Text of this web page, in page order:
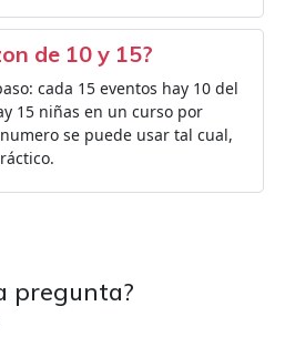
de 10 y 15?
cada 15 eventos hay 10 del
15 niñas en un curso por
se puede usar tal cual,
pregunta?